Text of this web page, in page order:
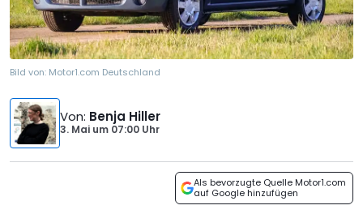
Bild von: Motor1.com Deutschland
Von: Benja Hiller
3. Mai um 07:00 Uhr
Als bevorzugte Quelle Motor1.com
auf Google hinzufügen